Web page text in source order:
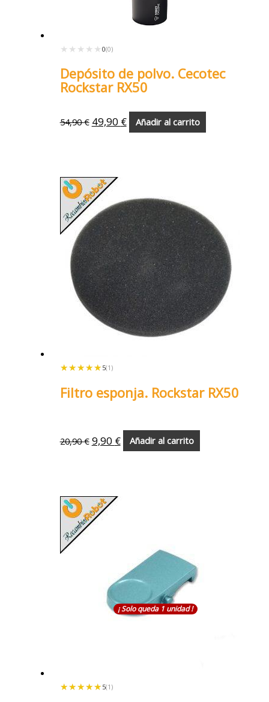
★★★★★
★★★★★ 0(0)
Depósito de polvo. Cecotec
Rockstar RX50
54,90€ 49,90 € Añadir al carrito
★★★★★
★★★★★ 5(1)
Filtro esponja. Rockstar RX50
20,90€ 9,90 € Añadir al carrito
¡ Solo queda 1 unidad !
★★★★★
★★★★★ 5(1)